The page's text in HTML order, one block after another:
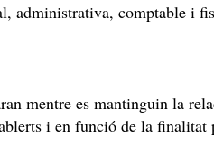
administrativa, comptable
mentre es mantinguin la
i en funció de la finalitat